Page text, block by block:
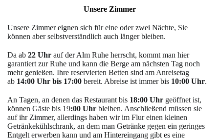
Unsere Zimmer
Unsere Zimmer eignen sich für eine oder zwei Nächte, Sie
können aber selbstverständlich auch länger bleiben.
Da ab 22 Uhr auf der Alm Ruhe herrscht, kommt man hier
garantiert zur Ruhe und kann die Berge am nächsten Tag noch
mehr genießen. Ihre reservierten Betten sind am Anreisetag
ab 14:00 Uhr bis 17:00 bereit. Abreise ist immer bis 10:00 Uhr.
An Tagen, an denen das Restaurant bis 18:00 Uhr geöffnet ist,
können Gäste bis 19:00 Uhr bleiben. Anschließend müssen sie
auf ihr Zimmer, allerdings haben wir im Flur einen kleinen
Getränkekühlschrank, an dem man Getränke gegen ein geringes
Entgelt erwerben kann und am Hintereingang gibt es eine